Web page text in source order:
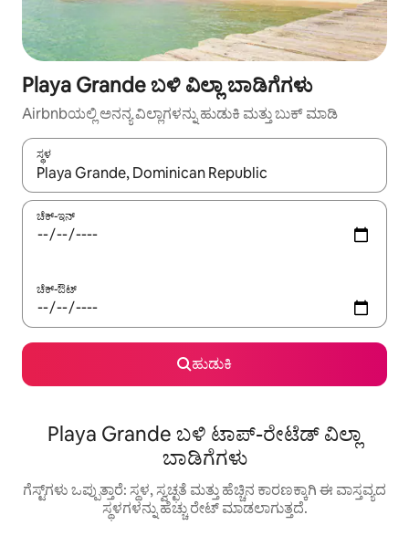
Playa Grande ಬಳಿ ವಿಲ್ಲಾ ಬಾಡಿಗೆಗಳು
Airbnbಯಲ್ಲಿ ಅನನ್ಯ ವಿಲ್ಲಾಗಳನ್ನು ಹುಡುಕಿ ಮತ್ತು ಬುಕ್ ಮಾಡಿ
ಸ್ಥಳ
ಫಲಿತಾಂಶಗಳು ಲಭ್ಯವಿರುವಾಗ, ಅಪ್ ಮತ್ತು ಡೌನ್ ಬಾಣದ ಕೀಲಿಗಳೊಂದಿಗೆ
ಚೆಕ್-ಇನ್
ಚೆಕ್-ಔಟ್
ಹುಡುಕಿ
Playa Grande ಬಳಿ ಟಾಪ್-ರೇಟೆಡ್ ವಿಲ್ಲಾ
ಬಾಡಿಗೆಗಳು
ಗೆಸ್ಟ್‌ಗಳು ಒಪ್ಪುತ್ತಾರೆ: ಸ್ಥಳ, ಸ್ವಚ್ಛತೆ ಮತ್ತು ಹೆಚ್ಚಿನ ಕಾರಣಕ್ಕಾಗಿ ಈ ವಾಸ್ತವ್ಯದ
ಸ್ಥಳಗಳನ್ನು ಹೆಚ್ಚು ರೇಟ್ ಮಾಡಲಾಗುತ್ತದೆ.